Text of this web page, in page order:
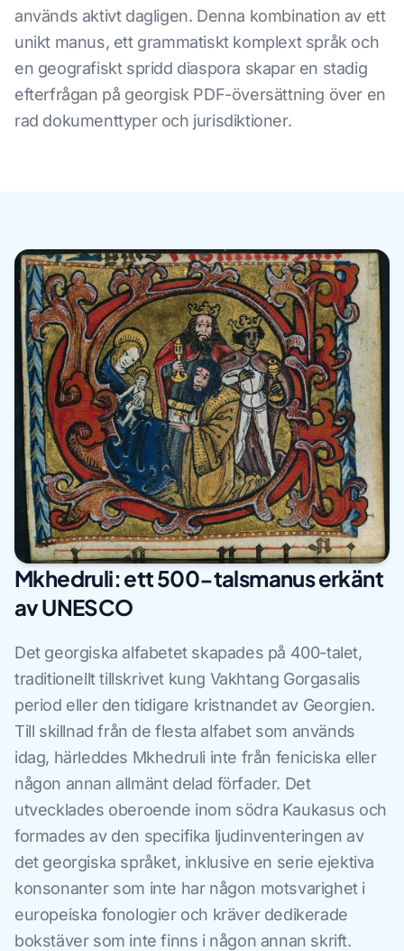
används aktivt dagligen. Denna kombination av ett
unikt manus, ett grammatiskt komplext språk och
en geografiskt spridd diaspora skapar en stadig
efterfrågan på georgisk PDF-översättning över en
rad dokumenttyper och jurisdiktioner.
Mkhedruli: ett 500-talsmanus erkänt
av UNESCO
Det georgiska alfabetet skapades på 400-talet,
traditionellt tillskrivet kung Vakhtang Gorgasalis
period eller den tidigare kristnandet av Georgien.
Till skillnad från de flesta alfabet som används
idag, härleddes Mkhedruli inte från feniciska eller
någon annan allmänt delad förfader. Det
utvecklades oberoende inom södra Kaukasus och
formades av den specifika ljudinventeringen av
det georgiska språket, inklusive en serie ejektiva
konsonanter som inte har någon motsvarighet i
europeiska fonologier och kräver dedikerade
bokstäver som inte finns i någon annan skrift.